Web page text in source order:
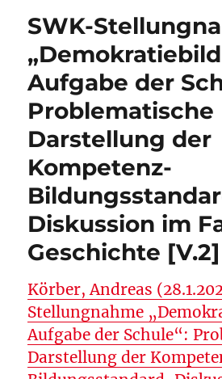
zu
„Kompetenzen“
in
Neuausgabe
(=überarbeitete
Neuauflage)
„Handbuch
Praxis
des
GU“
(Barricelli/Lücke)
SWK-
Aufgabe der
Problematische
Darstellung der
Kompetenz-
Diskussion im
Geschichte [V.2]
Körber, Andreas
Stellungnahme
Aufgabe der Schule“:
Darstellung der